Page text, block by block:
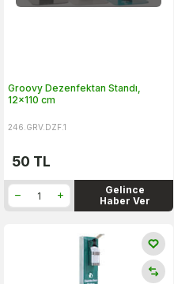
Groovy Dezenfektan Standı,
12x110 cm
246.GRV.DZF.1
50 TL
Gelince
Haber Ver